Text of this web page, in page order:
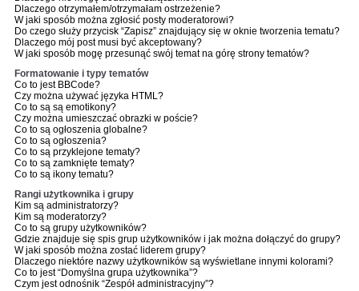
Dlaczego otrzymałem/otrzymałam ostrzeżenie?
W jaki sposób można zgłosić posty moderatorowi?
Do czego służy przycisk “Zapisz” znajdujący się w oknie tworzenia tematu?
Dlaczego mój post musi być akceptowany?
W jaki sposób mogę przesunąć swój temat na górę strony tematów?
Formatowanie i typy tematów
Co to jest BBCode?
Czy można używać języka HTML?
Co to są są emotikony?
Czy można umieszczać obrazki w poście?
Co to są ogłoszenia globalne?
Co to są ogłoszenia?
Co to są przyklejone tematy?
Co to są zamknięte tematy?
Co to są ikony tematu?
Rangi użytkownika i grupy
Kim są administratorzy?
Kim są moderatorzy?
Co to są grupy użytkowników?
Gdzie znajduje się spis grup użytkowników i jak można dołączyć do grupy?
W jaki sposób można zostać liderem grupy?
Dlaczego niektóre nazwy użytkowników są wyświetlane innymi kolorami?
Co to jest “Domyślna grupa użytkownika”?
Czym jest odnośnik “Zespół administracyjny”?